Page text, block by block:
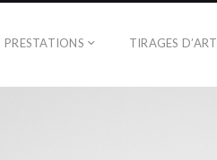
PRESTATIONS TIRAGES D’ART